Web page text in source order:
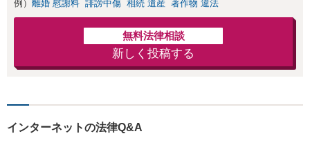
例） 離婚 慰謝料 誹謗中傷 相続 遺産 著作物 違法
無料法律相談
新しく投稿する
インターネットの法律Q&A